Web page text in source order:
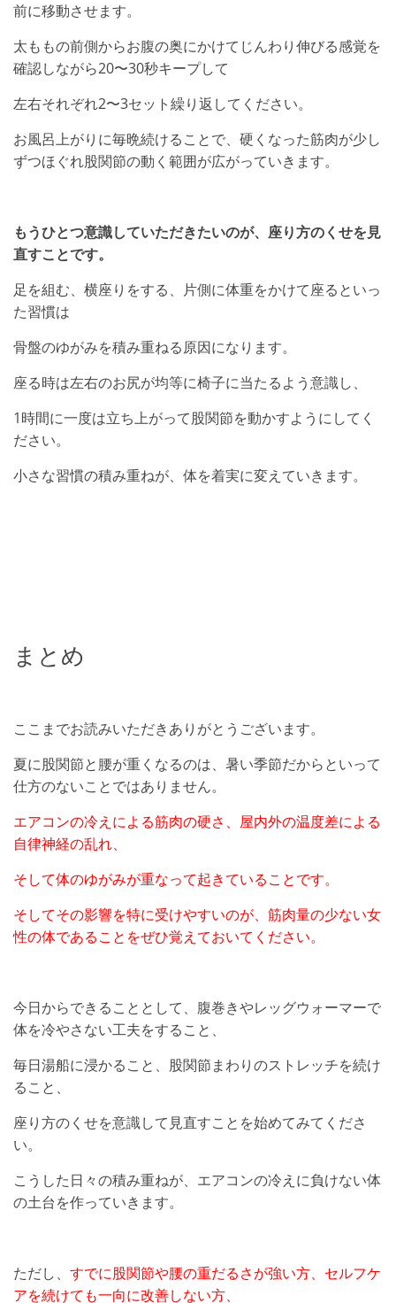
前に移動させます。
太ももの前側からお腹の奥にかけてじんわり伸びる感覚を
確認しながら20〜30秒キープして
左右それぞれ2〜3セット繰り返してください。
お風呂上がりに毎晩続けることで、硬くなった筋肉が少し
ずつほぐれ股関節の動く範囲が広がっていきます。
もうひとつ意識していただきたいのが、座り方のくせを見
直すことです。
足を組む、横座りをする、片側に体重をかけて座るといっ
た習慣は
骨盤のゆがみを積み重ねる原因になります。
座る時は左右のお尻が均等に椅子に当たるよう意識し、
1時間に一度は立ち上がって股関節を動かすようにしてく
ださい。
小さな習慣の積み重ねが、体を着実に変えていきます。
まとめ
ここまでお読みいただきありがとうございます。
夏に股関節と腰が重くなるのは、暑い季節だからといって
仕方のないことではありません。
エアコンの冷えによる筋肉の硬さ、屋内外の温度差による
自律神経の乱れ、
そして体のゆがみが重なって起きていることです。
そしてその影響を特に受けやすいのが、筋肉量の少ない女
性の体であることをぜひ覚えておいてください。
今日からできることとして、腹巻きやレッグウォーマーで
体を冷やさない工夫をすること、
毎日湯船に浸かること、股関節まわりのストレッチを続け
ること、
座り方のくせを意識して見直すことを始めてみてくださ
い。
こうした日々の積み重ねが、エアコンの冷えに負けない体
の土台を作っていきます。
ただし、 すでに股関節や腰の重だるさが強い方、セルフケ
アを続けても一向に改善しない方、